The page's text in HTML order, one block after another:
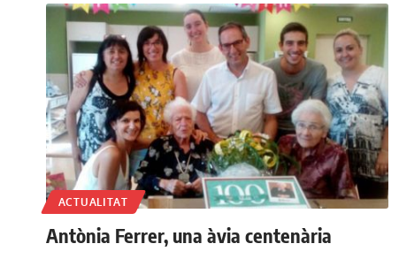
ACTUALITAT
Antònia Ferrer, una àvia centenària